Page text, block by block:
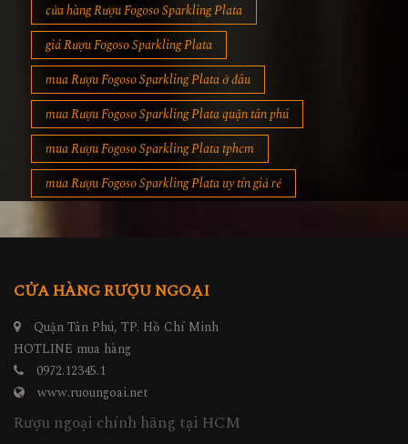
cửa hàng Rượu Fogoso Sparkling Plata
giá Rượu Fogoso Sparkling Plata
mua Rượu Fogoso Sparkling Plata ở đâu
mua Rượu Fogoso Sparkling Plata quận tân phú
mua Rượu Fogoso Sparkling Plata tphcm
mua Rượu Fogoso Sparkling Plata uy tín giả rẻ
CỬA HÀNG RƯỢU NGOẠI
Quận Tân Phú, TP. Hồ Chí Minh
HOTLINE mua hàng
0972.12345.1
www.ruoungoai.net
Rượu ngoại chính hãng tại HCM